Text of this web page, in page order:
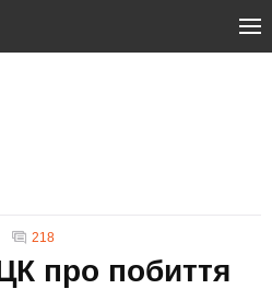
218
про побиття